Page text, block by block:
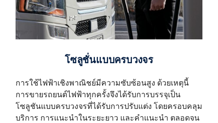
โซลูชั่นแบบครบวงจร
การใช้ไฟฟ้าเชิงพาณิชย์มีความซับซ้อนสูง ด้วยเหตุนี้
การขายรถยนต์ไฟฟ้าทุกครั้งจึงได้รับการบรรจุเป็น
โซลูชันแบบครบวงจรที่ได้รับการปรับแต่ง โดยครอบคลุม
บริการ การแนะนำในระยะยาว และคำแนะนำ ตลอดจน